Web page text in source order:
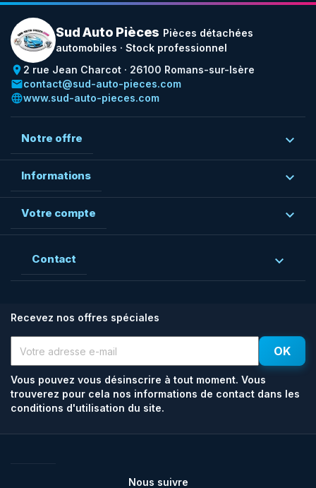
Sud Auto Pièces Pièces détachées
automobiles · Stock professionnel
place 2 rue Jean Charcot · 26100 Romans-sur-Isère
emailcontact@sud-auto-pieces.com
languagewww.sud-auto-pieces.com
Notre offre 
Informations 
Votre compte 
Contact 
Recevez nos offres spéciales
Vous pouvez vous désinscrire à tout moment. Vous
trouverez pour cela nos informations de contact dans les
conditions d'utilisation du site.
Nous suivre